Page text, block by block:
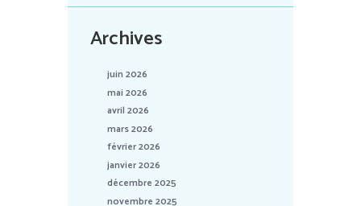
Archives
juin 2026
mai 2026
avril 2026
mars 2026
février 2026
janvier 2026
décembre 2025
novembre 2025